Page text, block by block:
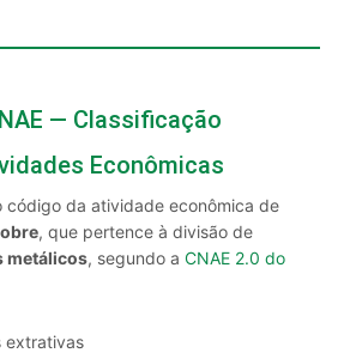
— Classificação
Econômicas
código da atividade econômica de
, que pertence à divisão de
metálicos, segundo a CNAE 2.0 do
extrativas